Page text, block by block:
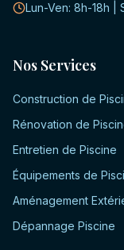
Lun-Ven: 8h-18h |
Nos Services
Construction de
Rénovation de
Entretien de Piscine
Équipements de
Aménagement
Dépannage Piscine